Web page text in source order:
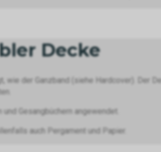
Decke
wie der Ganzband (siehe Hardcover). Der
Gesangbüchern angewendet.
auch Pergament und Papier.